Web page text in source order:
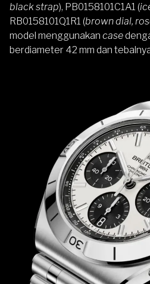
black strap), PB0158101C1A1 (
RB0158101Q1R1 (brown dial,
model menggunakan case
berdiameter 42 mm dan